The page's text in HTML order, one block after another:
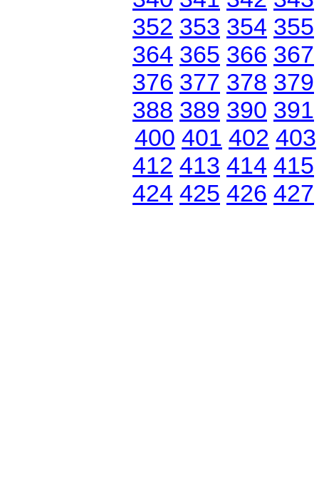
352 353 354 355
364 365 366 367
376 377 378 379
388 389 390 391
400 401 402 403
412 413 414 415
424 425 426 427